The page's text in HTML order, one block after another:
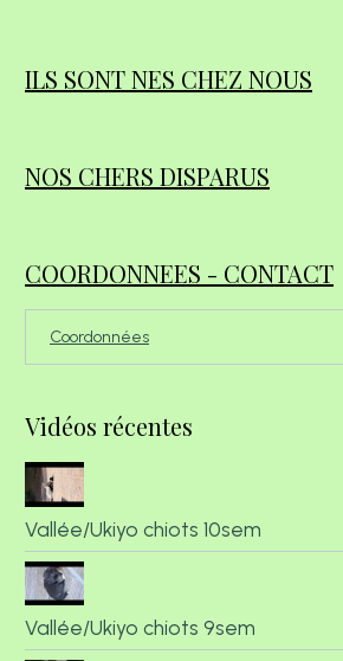
ILS SONT NES CHEZ NOUS
NOS CHERS DISPARUS
COORDONNEES - CONTACT
Coordonnées
Vidéos récentes
Vallée/Ukiyo chiots 10sem
Vallée/Ukiyo chiots 9sem